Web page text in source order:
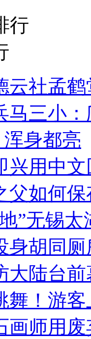
行
云社孟
马三小
身都亮
兴用中
父如何
”无锡
身胡同
大陆台
舞！游客
画师用